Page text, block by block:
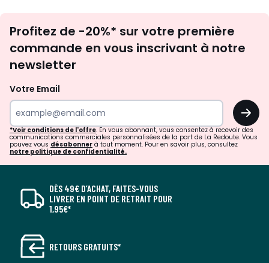
newsletter
Profitez de -20%* sur votre première
commande en vous inscrivant à notre
newsletter
Votre Email
OK
*Voir conditions de l'offre. En vous abonnant, vous consentez à recevoir des
communications commerciales personnalisées de la part de La Redoute. Vous
pouvez vous désabonner à tout moment. Pour en savoir plus, consultez
notre politique de confidentialité.
DÈS 49€ D’ACHAT, FAITES-VOUS
LIVRER EN POINT DE RETRAIT POUR
1,95€*
RETOURS GRATUITS*